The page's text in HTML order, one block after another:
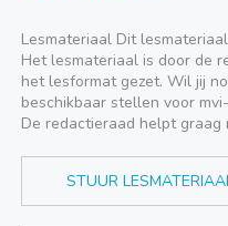
Lesmateriaal Dit
Het lesmateriaal is door de
het lesformat gezet. Wil jij
beschikbaar stellen voor
De redactieraad helpt graag
STUUR